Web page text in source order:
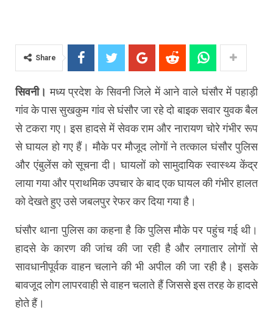
Share
सिवनी।मध्य प्रदेश के सिवनी जिले में आने वाले घंसौर में पहाड़ी
गांव के पास सुखकुम गांव से घंसौर जा रहे दो बाइक सवार युवक बैल
से टकरा गए। इस हादसे में सेवक राम और नारायण चोरे गंभीर रूप
से घायल हो गए हैं। मौके पर मौजूद लोगों ने तत्काल घंसौर पुलिस
और एंबुलेंस को सूचना दी। घायलों को सामुदायिक स्वास्थ्य केंद्र
लाया गया और प्राथमिक उपचार के बाद एक घायल की गंभीर हालत
को देखते हुए उसे जबलपुर रेफर कर दिया गया है।
घंसौर थाना पुलिस का कहना है कि पुलिस मौके पर पहुंच गई थी।
हादसे के कारण की जांच की जा रही है और लगातार लोगों से
सावधानीपूर्वक वाहन चलाने की भी अपील की जा रही है। इसके
बावजूद लोग लापरवाही से वाहन चलाते हैं जिससे इस तरह के हादसे
होते हैं।